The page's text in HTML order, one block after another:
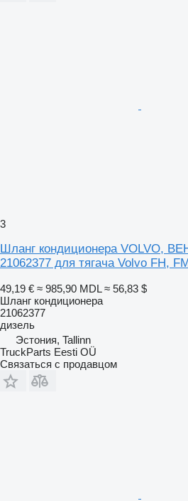
3
Шланг кондиционера VOLVO,
21062377 для тягача Volvo FH,
49,19 € ≈ 985,90 MDL ≈ 56,83 $
Шланг кондиционера
21062377
дизель
Эстония, Tallinn
TruckParts Eesti OÜ
Связаться с продавцом